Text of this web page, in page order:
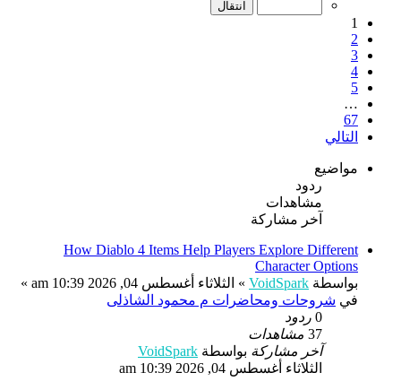
1
2
3
4
5
…
67
التالي
مواضيع
ردود
مشاهدات
آخر مشاركة
How Diablo 4 Items Help Players Explore Different
Character Options
بواسطة VoidSpark
» الثلاثاء أغسطس 04, 2026 10:39 am
»
في شروحات ومحاضرات م محمود الشاذلى
0 ردود
37 مشاهدات
آخر مشاركة بواسطة VoidSpark
الثلاثاء أغسطس 04, 2026 10:39 am